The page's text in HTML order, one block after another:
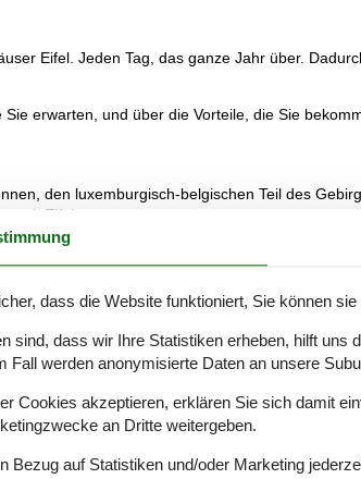
Eifel. Jeden Tag, das ganze Jahr über.
erwarten, und über die Vorteile, die Sie
den luxemburgisch-belgischen Teil des
Eifel.
Dabei kann man beim Schlendern durch die
präsentieren sich viele Ferienhäuser im
an den Retro-Stil. Die Romantik vom Chalet
attraktiv machen. Für bis zu 10 Personen
Die Schlafzimmer sind meist für 2
rustikalen, anheimelnden Stil.
Die Landschaft wurde von Vulkanen
10.000 Jahre her, dass hier zuletzt
ist eine interessante Gegend, um sich
Sehenswürdigkeiten besichtigen.
dass die Website funktioniert, Sie können
sind, dass wir Ihre Statistiken erheben, hilft uns
Fall werden anonymisierte Daten an unsere
Cookies akzeptieren, erklären Sie sich damit
an Dritte weitergeben.
Bezug auf Statistiken und/oder Marketing